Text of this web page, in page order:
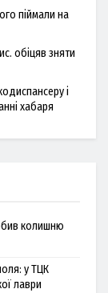
піймали на
обіцяв зняти
і
хабаря
колишню
у ТЦК
лаври